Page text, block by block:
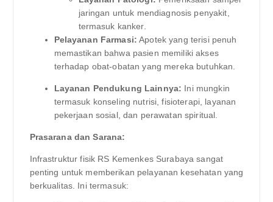
jaringan untuk mendiagnosis penyakit,
termasuk kanker.
Pelayanan Farmasi: Apotek yang terisi penuh
memastikan bahwa pasien memiliki akses
terhadap obat-obatan yang mereka butuhkan.
Layanan Pendukung Lainnya: Ini mungkin
termasuk konseling nutrisi, fisioterapi, layanan
pekerjaan sosial, dan perawatan spiritual.
Prasarana dan Sarana:
Infrastruktur fisik RS Kemenkes Surabaya sangat
penting untuk memberikan pelayanan kesehatan yang
berkualitas. Ini termasuk: